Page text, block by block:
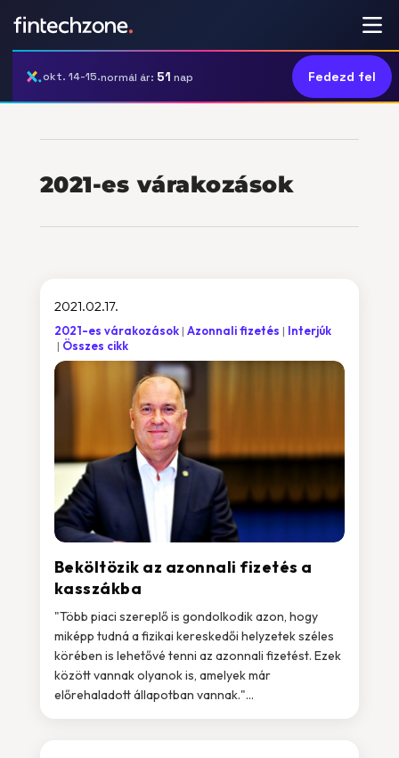
okt. 14-15.normál ár: 51 nap Fedezd fel
2021-es várakozások
Beköltözik az azonnali fizetés a
kasszákba
2021.02.17.
2021-es várakozások Azonnali fizetés
Interjúk
Összes cikk
"Több piaci szereplő is gondolkodik azon, hogy
miképp tudná a fizikai kereskedői helyzetek széles
körében is lehetővé tenni az azonnali fizetést. Ezek
között vannak olyanok is, amelyek már
előrehaladott állapotban vannak."...